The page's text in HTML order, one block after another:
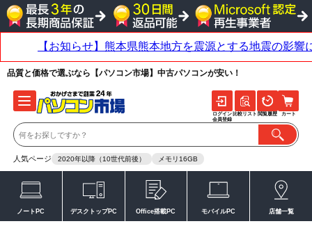
品質と価格で選ぶなら【パソコン市場】中古パソコンが安い！
人気ページ 2020年以降（10世代前後） メモリ16GB
ログイン
会員登録
比較リスト 閲覧履歴 カート
ノートPC デスクトップPC Office搭載PC モバイルPC 店舗一覧